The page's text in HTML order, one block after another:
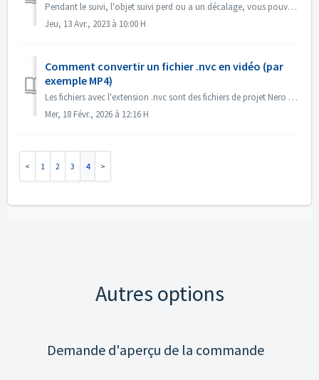
Pendant le suivi, l'objet suivi perd ou a un décalage, vous pouvez "arrêter le suivi" immédiatement, cliquer sur "Zoom avant" dans l...
Jeu, 13 Avr., 2023 à 10:00 H
Comment convertir un fichier .nvc en vidéo (par
exemple MP4)
Les fichiers avec l'extension .nvc sont des fichiers de projet Nero Video, et NON des vidéos finies. Ils contiennent des instructions d'édition et d...
Mer, 18 Févr., 2026 à 12:16 H
1 2 3 4
Autres options
Demande d'aperçu de la commande